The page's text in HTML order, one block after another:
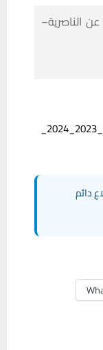
الناصرية–
دائم